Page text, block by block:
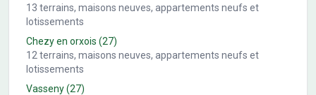
13 terrains, maisons neuves, appartements neufs et
lotissements
Chezy en orxois (27)
12 terrains, maisons neuves, appartements neufs et
lotissements
Vasseny(27)